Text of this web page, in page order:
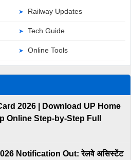
Railway Updates
Tech Guide
Online Tools
2026 | Download UP Home
Online Step-by-Step Full
Notification Out: रेलवे असिस्टेंट